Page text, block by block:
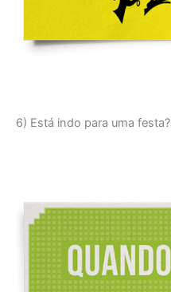
6) Está indo para uma festa?